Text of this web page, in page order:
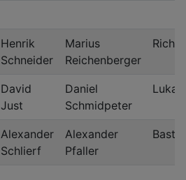
Henrik
Schneider
Marius
Reichenberger
David
Just
Daniel
Schmidpeter
Alexander
Schlierf
Alexander
Pfaller